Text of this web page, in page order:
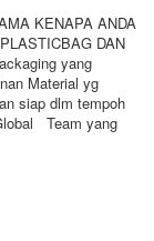
KENAPA ANDA
DAN
yang
Material yg
siap dlm tempoh
Team yang